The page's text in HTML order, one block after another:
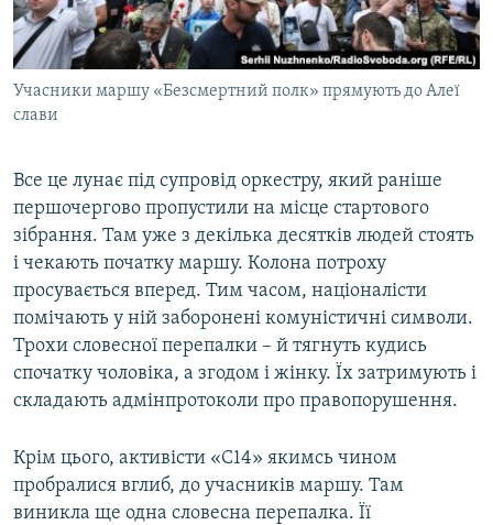
Учасники маршу «Безсмертний полк» прямують до Алеї
слави
Все це лунає під супровід оркестру, який раніше
першочергово пропустили на місце стартового
зібрання. Там уже з декілька десятків людей стоять
і чекають початку маршу. Колона потроху
просувається вперед. Тим часом, націоналісти
помічають у ній заборонені комуністичні символи.
Трохи словесної перепалки – й тягнуть кудись
спочатку чоловіка, а згодом і жінку. Їх затримують і
складають адмінпротоколи про правопорушення.
Крім цього, активісти «С14» якимсь чином
пробралися вглиб, до учасників маршу. Там
виникла ще одна словесна перепалка. Її